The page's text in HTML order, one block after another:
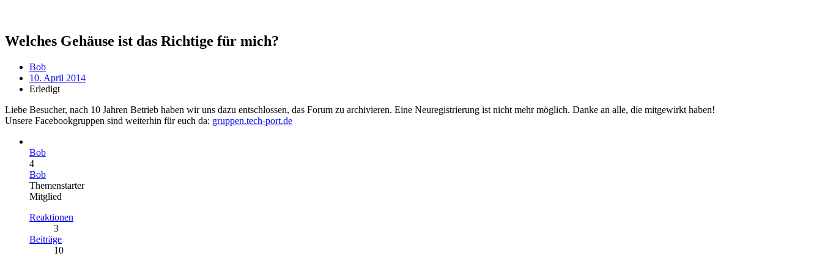
Welches Gehäuse ist das Richtige für mich?
Bob
10. April 2014
Erledigt
Liebe Besucher, nach 10 Jahren Betrieb haben wir uns dazu entschlossen, das Forum zu archivieren. Eine Neuregistrierung ist nicht mehr möglich. Danke an alle, die mitgewirkt haben!
Unsere Facebookgruppen sind weiterhin für euch da: gruppen.tech-port.de
Bob
4
Bob
Themenstarter
Mitglied
Reaktionen
3
Beiträge
10